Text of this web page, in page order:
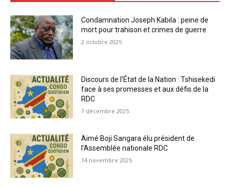
Condamnation Joseph Kabila : peine de
mort pour trahison et crimes de guerre
2 octobre 2025
Discours de l’État de la Nation : Tshisekedi
face à ses promesses et aux défis de la
RDC
7 décembre 2025
Aimé Boji Sangara élu président de
l’Assemblée nationale RDC
14 novembre 2025